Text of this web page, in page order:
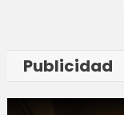
Publicidad